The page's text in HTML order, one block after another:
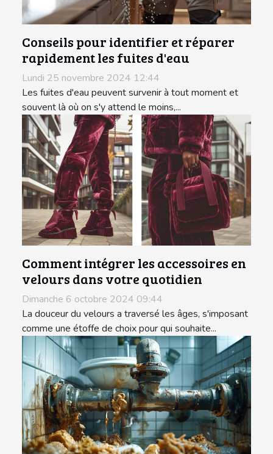
Conseils pour identifier et réparer
rapidement les fuites d'eau
Lundi 25 novembre 2024 12:44
Les fuites d'eau peuvent survenir à tout moment et
souvent là où on s'y attend le moins,...
Comment intégrer les accessoires en
velours dans votre quotidien
Dimanche 6 octobre 2024 09:44
La douceur du velours a traversé les âges, s'imposant
comme une étoffe de choix pour qui souhaite...